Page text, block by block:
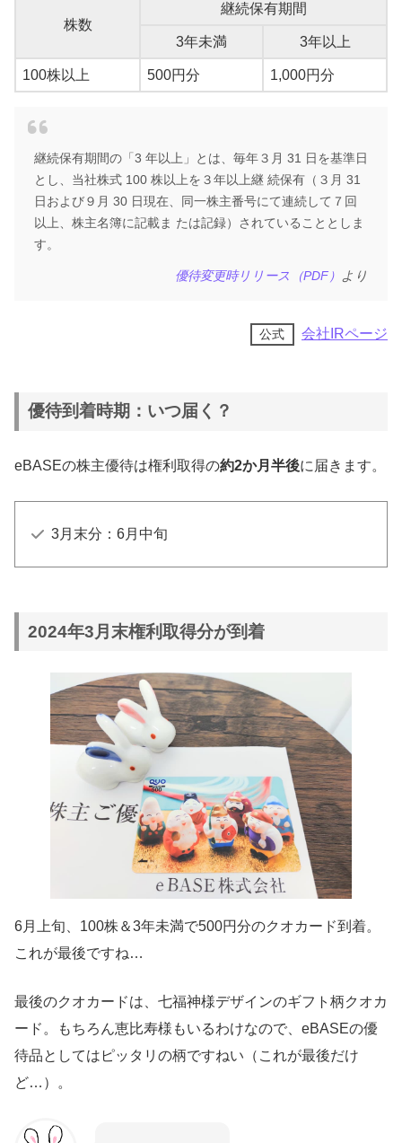
株数
継続保有期間
3年未満 3年以上
100株以上 500円分 1,000円分
継続保有期間の「3 年以上」とは、毎年３月 31 日を基準日
とし、当社株式 100 株以上を３年以上継 続保有（３月 31
日および９月 30 日現在、同一株主番号にて連続して７回
以上、株主名簿に記載ま たは記録）されていることとしま
す。
優待変更時リリース（PDF） より
公式 会社IRページ
優待到着時期：いつ届く？
eBASEの株主優待は権利取得の約2か月半後に届きます。
3月末分：6月中旬
2024年3月末権利取得分が到着
6月上旬、100株＆3年未満で500円分のクオカード到着。
これが最後ですね…
最後のクオカードは、七福神様デザインのギフト柄クオカ
ード。もちろん恵比寿様もいるわけなので、eBASEの優
待品としてはピッタリの柄ですねい（これが最後だけ
ど…）。